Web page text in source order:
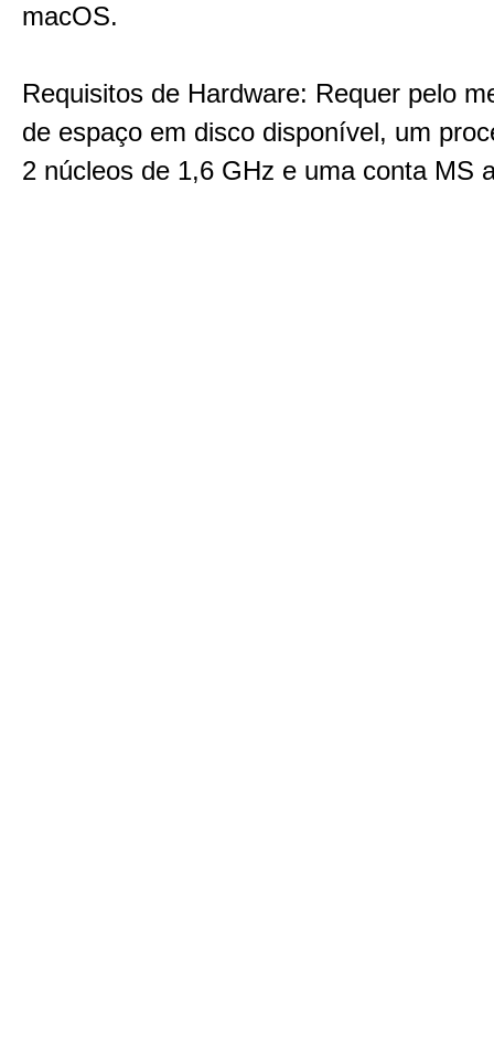
macOS.
Requisitos de Hardware: Requer pelo
de espaço em disco disponível, um
2 núcleos de 1,6 GHz e uma conta MS